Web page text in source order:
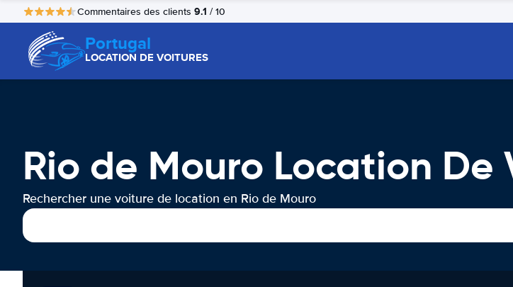
Commentaires des clients 9.1 / 10
Portugal
LOCATION DE VOITURES
Rio de Mouro Location De
Rechercher une voiture de location en Rio de Mouro